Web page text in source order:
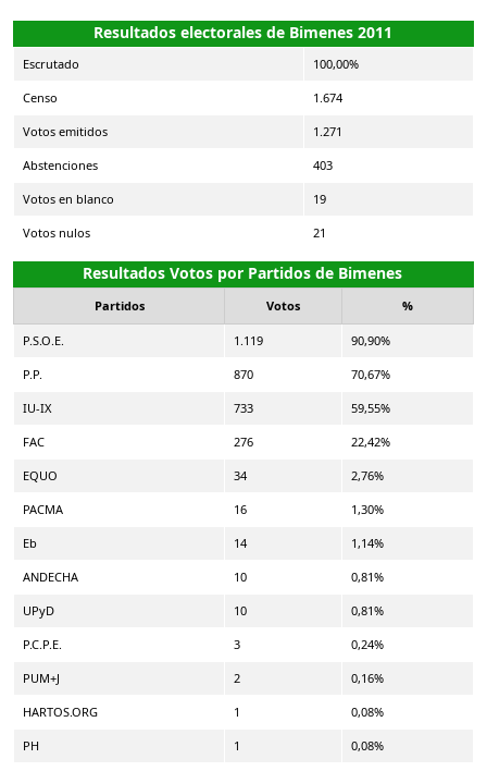
Resultados electorales de Bimenes 2011
Escrutado 100,00%
Censo 1.674
Votos emitidos 1.271
Abstenciones 403
Votos en blanco 19
Votos nulos 21
Resultados Votos por Partidos de Bimenes
Partidos Votos %
P.S.O.E. 1.119 90,90%
P.P. 870 70,67%
IU-IX 733 59,55%
FAC 276 22,42%
EQUO 34 2,76%
PACMA 16 1,30%
Eb 14 1,14%
ANDECHA 10 0,81%
UPyD 10 0,81%
P.C.P.E. 3 0,24%
PUM+J 2 0,16%
HARTOS.ORG 1 0,08%
PH 1 0,08%